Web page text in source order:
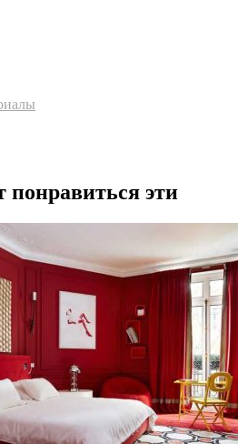
понравиться эти